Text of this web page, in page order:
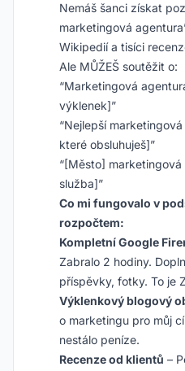
Nemáš šanci získat
marketingová
Wikipedií a tisíci
Ale MŮŽEŠ soutěžit o:
“Marketingová
výklenek]”
“Nejlepší
které obsluhuješ]”
“[Město]
služba]”
Co mi fungovalo v
rozpočtem:
Kompletní Google
Zabralo 2 hodiny.
příspěvky, fotky. To je
Výklenkový blogový
o marketingu pro můj
nestálo peníze.
Recenze od klientů –